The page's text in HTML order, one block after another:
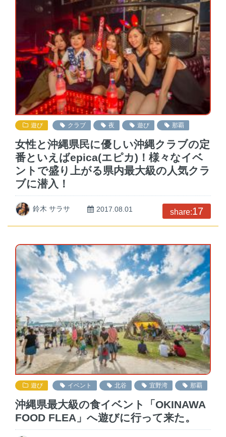
遊び クラブ 夜 遊び 那覇
女性と沖縄県民に優しい沖縄クラブの定
番といえばepica(エピカ)！様々なイベ
ントで盛り上がる県内最大級の人気クラ
ブに潜入！
鈴木 サラサ 2017.08.01 share:17
遊び イベント 北谷 宜野湾 那覇
沖縄県最大級の食イベント「OKINAWA
FOOD FLEA」へ遊びに行って来た。